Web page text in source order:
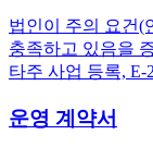
법인이 주의 요건(
충족하고 있음을
타주 사업 등록,
운영 계약서